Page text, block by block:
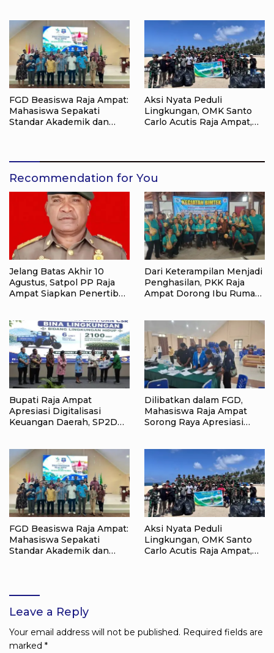
FGD Beasiswa Raja Ampat:
Mahasiswa Sepakati
Standar Akademik dan
Aksi Nyata Peduli
Lingkungan, OMK Santo
Carlo Acutis Raja Ampat,
Recommendation for You
Jelang Batas Akhir 10
Agustus, Satpol PP Raja
Ampat Siapkan Penertiban
Dari Keterampilan Menjadi
Penghasilan, PKK Raja
Ampat Dorong Ibu Rumah
Bupati Raja Ampat
Apresiasi Digitalisasi
Keuangan Daerah, SP2D
Dilibatkan dalam FGD,
Mahasiswa Raja Ampat
Sorong Raya Apresiasi
FGD Beasiswa Raja Ampat:
Mahasiswa Sepakati
Standar Akademik dan
Aksi Nyata Peduli
Lingkungan, OMK Santo
Carlo Acutis Raja Ampat,
Leave a Reply
Your email address will not be published. Required fields are
marked *